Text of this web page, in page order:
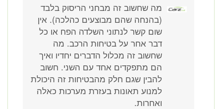
מה שחשוב זה מבחני הריסוק בלבד
(בהנחה שהם מבוצעים כהלכה). אין
שום קשר לנתוני השלדה הפח או כל
דבר אחר על בטיחות הרכב. מה
שחשוב זה מכלול הדברים יחדיו ואיך
הם מתפקדים אחד עם השני. חשוב
להבין שגם חלק מהבטיחות זה היכולת
למנוע תאונות בעזרת מערכות כאלה
ואחרות.